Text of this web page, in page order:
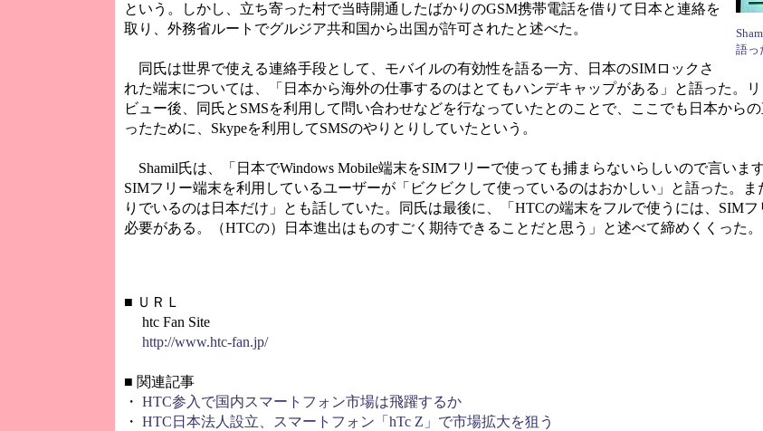
語っ
という。しかし、立ち寄った村で当時開通したばかりのGSM携帯電話を借りて日本と連絡を
取り、外務省ルートでグルジア共和国から出国が許可されたと述べた。
同氏は世界で使える連絡手段として、モバイルの有効性を語る一方、日本のSIMロックさ
れた端末については、「日本から海外の仕事するのはとてもハンデキャップがある」と語った。
ビュー後、同氏とSMSを利用して問い合わせなどを行なっていたとのことで、ここでも日本から
ったために、Skypeを利用してSMSのやりとりしていたという。
Shamil氏は、「日本でWindows Mobile端末をSIMフリーで使っても捕まらないらしいので言いま
SIMフリー端末を利用しているユーザーが「ビクビクして使っているのはおかしい」と語った。
りでいるのは日本だけ」とも話していた。同氏は最後に、「HTCの端末をフルで使うには、SIM
必要がある。（HTCの）日本進出はものすごく期待できることだと思う」と述べて締めくくった。
■ ＵＲＬ
htc Fan Site
http://www.htc-fan.jp/
■ 関連記事
・ HTC参入で国内スマートフォン市場は飛躍するか
・ HTC日本法人設立、スマートフォン「hTc Z」で市場拡大を狙う